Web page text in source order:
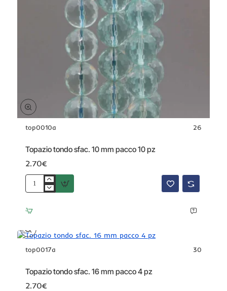
top0010a 26
Topazio tondo sfac. 10 mm pacco 10 pz
2.70€
Topazio
sfac.
10
pacco
pz
top0017a 30
Topazio tondo sfac. 16 mm pacco 4 pz
2.70€